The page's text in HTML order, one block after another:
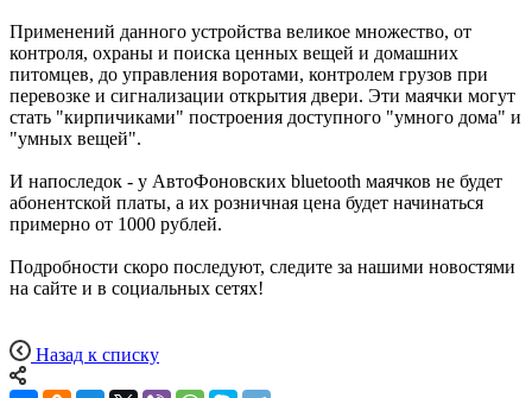
Применений данного устройства великое множество, от
контроля, охраны и поиска ценных вещей и домашних
питомцев, до управления воротами, контролем грузов при
перевозке и сигнализации открытия двери. Эти маячки могут
стать "кирпичиками" построения доступного "умного дома" и
"умных вещей".
И напоследок - у АвтоФоновских bluetooth маячков не будет
абонентской платы, а их розничная цена будет начинаться
примерно от 1000 рублей.
Подробности скоро последуют, следите за нашими новостями
на сайте и в социальных сетях!
Назад к списку